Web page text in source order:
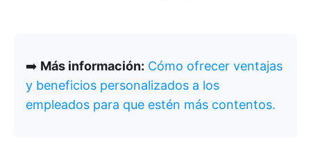
➡️ Más información: Cómo ofrecer ventajas
y beneficios personalizados a los
empleados para que estén más contentos.